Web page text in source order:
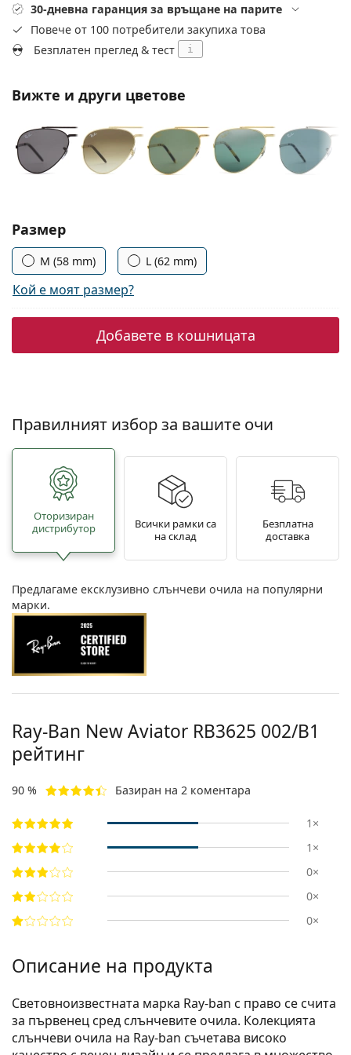
Persol
30-дневна гаранция за връщане на парите
Повече от 100 потребители закупиха това
Безплатен преглед & тест
i
Вижте и други цветове
Изберете параметри
Размер
M (58 mm) L (62 mm)
Кой е моят размер?
Добавете в кошницата
Правилният избор за вашите очи
Oторизиран
дистрибутор
Всички рамки са
на склад
Безплатна
доставка
Предлагаме ексклузивно слънчеви очила на популярни
марки.
Ray-Ban New Aviator RB3625 002/B1
рейтинг
90 % Базиран на 2 коментара
1×
1×
0×
0×
0×
Описание на продукта
Световноизвестната марка Ray-ban с право се счита
за първенец сред слънчевите очила. Колекцията
слънчеви очила на Ray-ban съчетава високо